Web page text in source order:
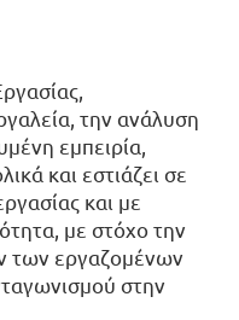
την ανάλυση
εμπειρία,
και εστιάζει σε
και με
με στόχο την
των εργαζομένων
στην